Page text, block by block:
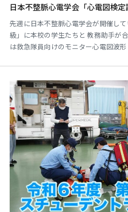
日本不整脈心電学会「心電図検定
先週に日本不整脈心電学会が開催し
級」に本校の学生たちと 教務助手が
は救急隊員向けのモニター心電図波
見 事合格しています。